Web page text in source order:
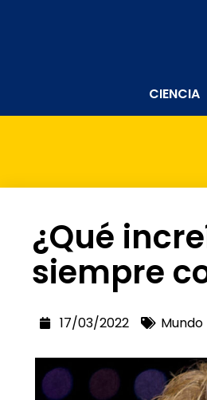
CIENCIA
¿Qué
siempre
17/03/2022 Mundo